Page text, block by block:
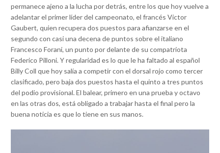
permanece ajeno a la lucha por detrás, entre los que hoy vuelve a
adelantar el primer líder del campeonato, el francés Victor
Gaubert, quien recupera dos puestos para afianzarse en el
segundo con casi una decena de puntos sobre el italiano
Francesco Forani, un punto por delante de su compatriota
Federico Pilloni. Y regularidad es lo que le ha faltado al español
Billy Coll que hoy salía a competir con el dorsal rojo como tercer
clasificado, pero baja dos puestos hasta el quinto a tres puntos
del podio provisional. El balear, primero en una prueba y octavo
en las otras dos, está obligado a trabajar hasta el final pero la
buena noticia es que lo tiene en sus manos.